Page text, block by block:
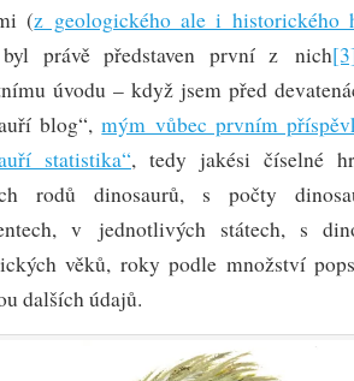
(z geologického ale i historického
právě představen první z nich
úvodu – když jsem před
blog“,mým vůbec prvním
statistika“, tedy jakési číselné
rodů dinosaurů, s počty
v jednotlivých státech, s
věků, roky podle množství
dalších údajů.